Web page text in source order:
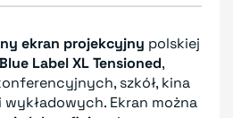
ekran projekcyjny polskiej
Label XL Tensioned,
szkół, kina
Ekran można